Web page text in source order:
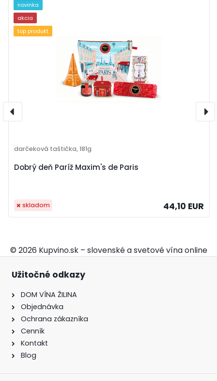
Dobrý deň Paríž Maxim's de Paris
darčeková taštička, 181g
44,10 EUR
skladom
novinka
akcia
top produkt
© 2026 Kupvino.sk – slovenské a svetové vína online
Užitočné odkazy
DOM VÍNA ŽILINA
Objednávka
Ochrana zákazníka
Cenník
Kontakt
Blog